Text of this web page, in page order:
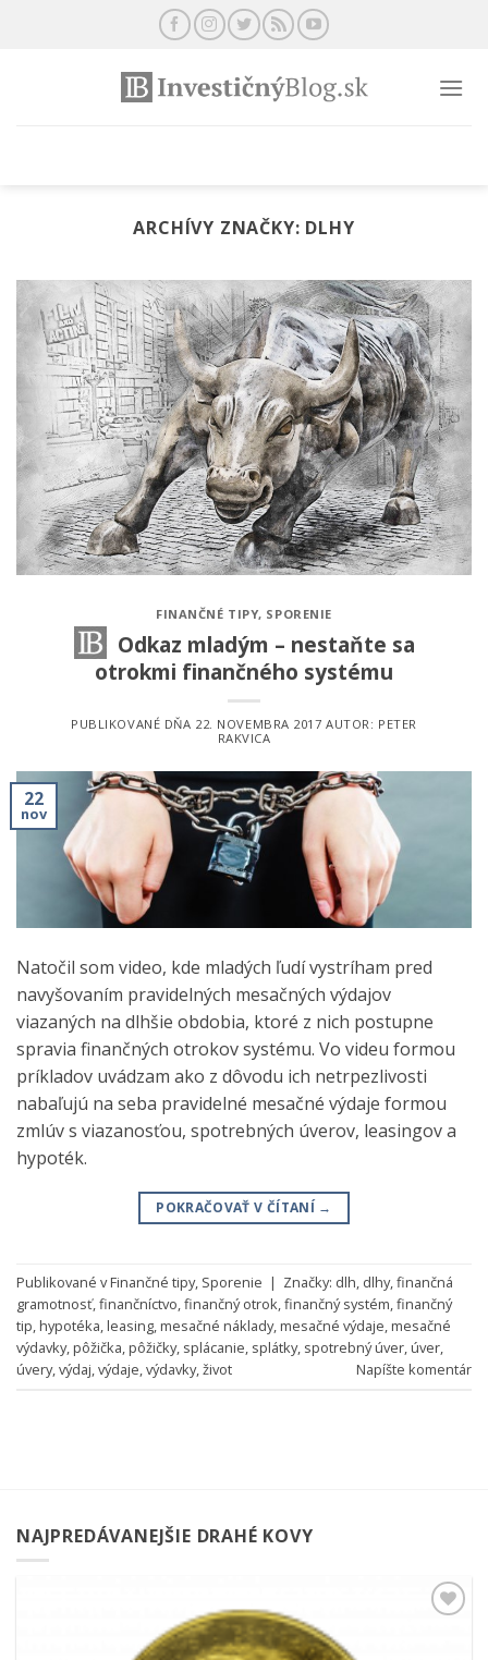
ARCHÍVY ZNAČKY: DLHY
FINANČNÉ TIPY, SPORENIE
Odkaz mladým – nestaňte sa
otrokmi finančného systému
PUBLIKOVANÉ DŇA 22. NOVEMBRA 2017 AUTOR: PETER
RAKVICA
22
nov
Natočil som video, kde mladých ľudí vystríham pred
navyšovaním pravidelných mesačných výdajov
viazaných na dlhšie obdobia, ktoré z nich postupne
spravia finančných otrokov systému. Vo videu formou
príkladov uvádzam ako z dôvodu ich netrpezlivosti
nabaľujú na seba pravidelné mesačné výdaje formou
zmlúv s viazanosťou, spotrebných úverov, leasingov a
hypoték.
POKRAČOVAŤ V ČÍTANÍ →
Publikované vFinančné tipy, Sporenie | Značky: dlh, dlhy,finančná
gramotnosť,finančníctvo,finančný otrok,finančný systém,finančný
tip,hypotéka,leasing,mesačné náklady,mesačné výdaje,mesačné
výdavky,pôžička,pôžičky, splácanie, splátky, spotrebný úver,úver,
úvery,výdaj,výdaje,výdavky,život Napíšte komentár
NAJPREDÁVANEJŠIE DRAHÉ KOVY